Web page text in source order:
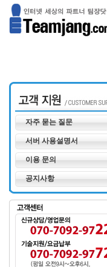
자주 묻는 질문
서버 사용설명서
이용 문의
공지사항